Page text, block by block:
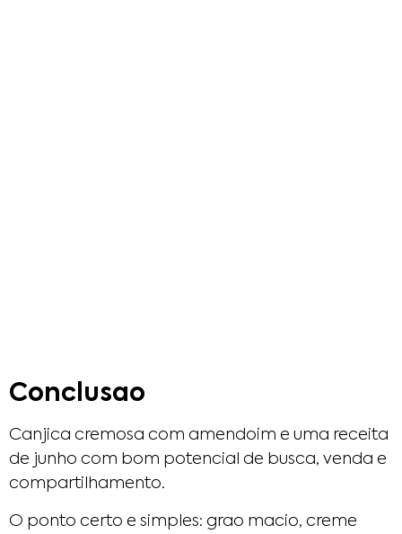
Conclusao
Canjica cremosa com amendoim e uma receita
de junho com bom potencial de busca, venda e
compartilhamento.
O ponto certo e simples: grao macio, creme